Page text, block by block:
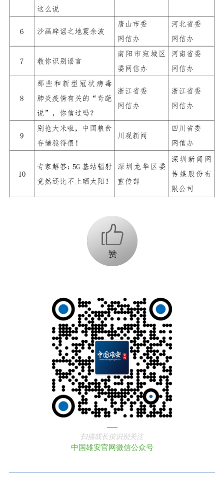
+1
扫描或长按识别关注
中国雄安官网微信公众号